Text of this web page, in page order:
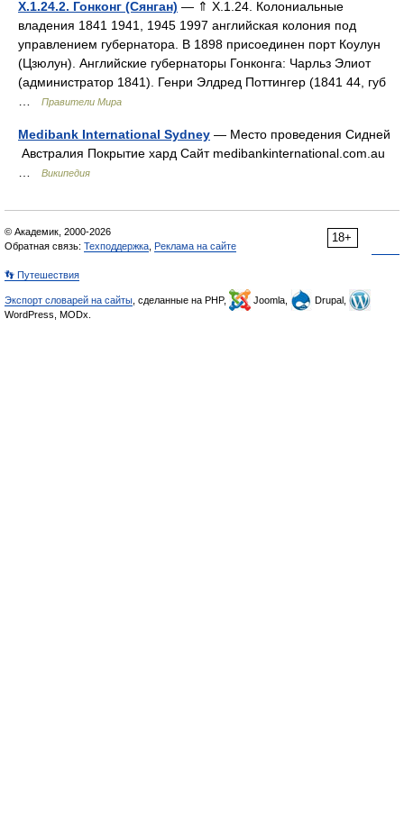
X.1.24.2. Гонконг (Сянган) — ⇑ X.1.24. Колониальные
владения 1841 1941, 1945 1997 английская колония под
управлением губернатора. В 1898 присоединен порт Коулун
(Цзюлун). Английские губернаторы Гонконга: Чарльз Элиот
(администратор 1841). Генри Элдред Поттингер (1841 44, губ
Правители Мира
Medibank International Sydney — Место проведения Сидней
Австралия Покрытие хард Сайт medibankinternational.com.au
Википедия
18+
© Академик, 2000-2026
Обратная связь: Техподдержка Реклама на сайте
👣 Путешествия
Экспорт словарей на сайты , сделанные на PHP, Joomla,
Drupal,
WordPress, MODx.